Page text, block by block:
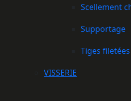
Scellement
Supportage
Tiges filetées
VISSERIE